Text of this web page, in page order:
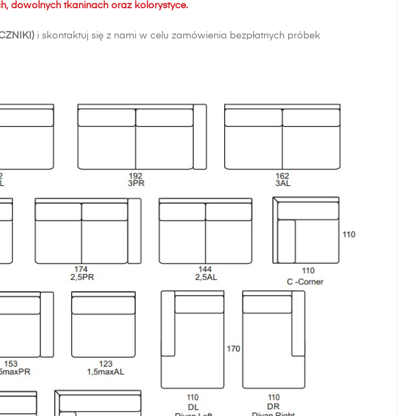
dowolnych tkaninach oraz kolorystyce.
i skontaktuj się z nami w celu zamówienia bezpłatnych próbek